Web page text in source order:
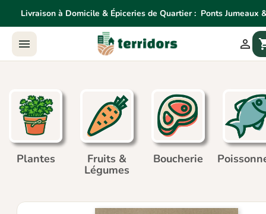
Livraison à Domicile & Épiceries de Quartier :Ponts Jumeaux
 
Livraison à Domicile & Épiceries de Quartier:Ponts
Agne
Plantes Fruits &
Légumes
Boucherie